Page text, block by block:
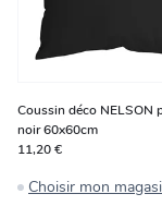
Coussin déco NELSON
noir 60x60cm
11,20 €
Choisir mon